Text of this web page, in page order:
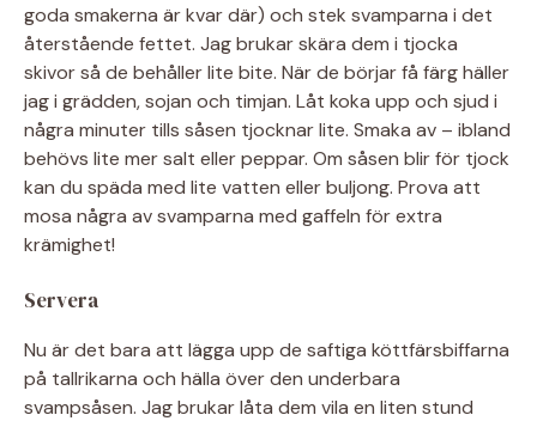
goda smakerna är kvar där) och stek svamparna i det
återstående fettet. Jag brukar skära dem i tjocka
skivor så de behåller lite bite. När de börjar få färg häller
jag i grädden, sojan och timjan. Låt koka upp och sjud i
några minuter tills såsen tjocknar lite. Smaka av – ibland
behövs lite mer salt eller peppar. Om såsen blir för tjock
kan du späda med lite vatten eller buljong. Prova att
mosa några av svamparna med gaffeln för extra
krämighet!
Servera
Nu är det bara att lägga upp de saftiga köttfärsbiffarna
på tallrikarna och hälla över den underbara
svampsåsen. Jag brukar låta dem vila en liten stund